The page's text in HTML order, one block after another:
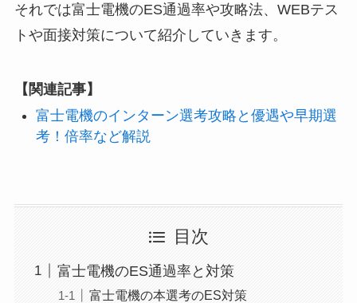
それでは富士電機のES通過率や攻略法、WEBテス
トや面接対策について紹介していきます。
【関連記事】
富士電機のインターン選考攻略と優遇や早期選
考！倍率など解説
目次
富士電機のES通過率と対策
富士電機の本選考のES対策